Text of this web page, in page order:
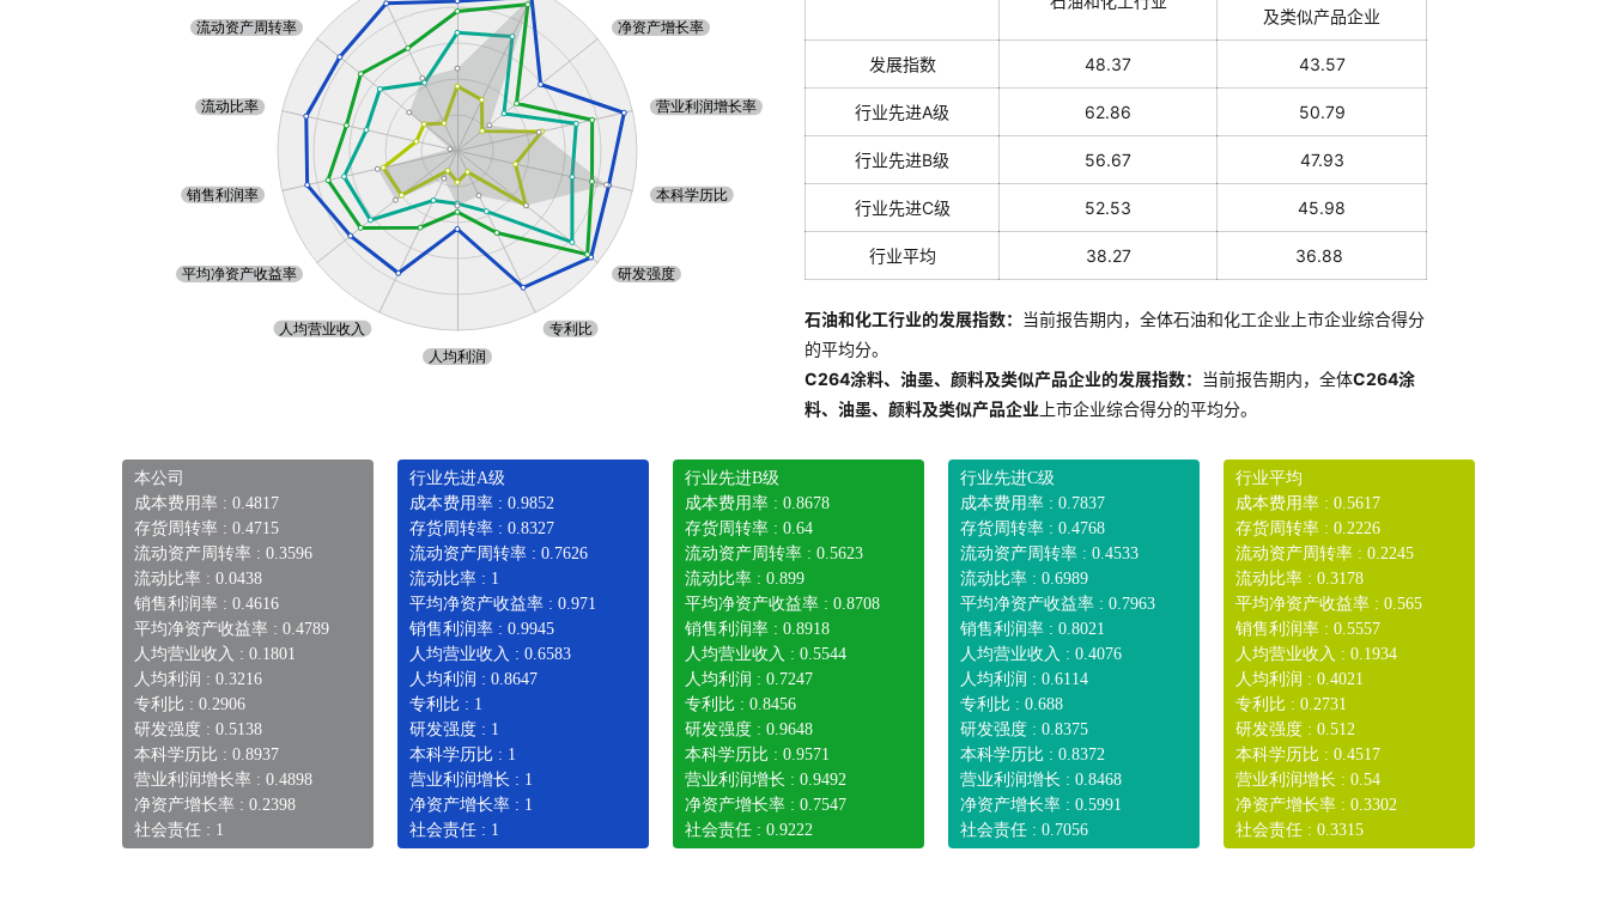
及类似产品企业
发展指数 48.37 43.57
行业先进A级 62.86 50.79
行业先进B级 56.67 47.93
行业先进C级 52.53 45.98
行业平均 38.27 36.88
石油和化工行业的发展指数： 当前报告期内，全体石油和化工企业上市企业综合得分
的平均分。
C264涂料、油墨、颜料及类似产品企业的发展指数： 当前报告期内，全体C264涂
料、油墨、颜料及类似产品企业 上市企业综合得分的平均分。
本公司
成本费用率 : 0.4817
存货周转率 : 0.4715
流动资产周转率 : 0.3596
流动比率 : 0.0438
销售利润率 : 0.4616
平均净资产收益率 : 0.4789
人均营业收入 : 0.1801
人均利润 : 0.3216
专利比 : 0.2906
研发强度 : 0.5138
本科学历比 : 0.8937
营业利润增长率 : 0.4898
净资产增长率 : 0.2398
社会责任 : 1
行业先进A级
成本费用率 : 0.9852
存货周转率 : 0.8327
流动资产周转率 : 0.7626
流动比率 : 1
平均净资产收益率 : 0.971
销售利润率 : 0.9945
人均营业收入 : 0.6583
人均利润 : 0.8647
专利比 : 1
研发强度 : 1
本科学历比 : 1
营业利润增长 : 1
净资产增长率 : 1
社会责任 : 1
行业先进B级
成本费用率 : 0.8678
存货周转率 : 0.64
流动资产周转率 : 0.5623
流动比率 : 0.899
平均净资产收益率 : 0.8708
销售利润率 : 0.8918
人均营业收入 : 0.5544
人均利润 : 0.7247
专利比 : 0.8456
研发强度 : 0.9648
本科学历比 : 0.9571
营业利润增长 : 0.9492
净资产增长率 : 0.7547
社会责任 : 0.9222
行业先进C级
成本费用率 : 0.7837
存货周转率 : 0.4768
流动资产周转率 : 0.4533
流动比率 : 0.6989
平均净资产收益率 : 0.7963
销售利润率 : 0.8021
人均营业收入 : 0.4076
人均利润 : 0.6114
专利比 : 0.688
研发强度 : 0.8375
本科学历比 : 0.8372
营业利润增长 : 0.8468
净资产增长率 : 0.5991
社会责任 : 0.7056
行业平均
成本费用率 : 0.5617
存货周转率 : 0.2226
流动资产周转率 : 0.2245
流动比率 : 0.3178
平均净资产收益率 : 0.565
销售利润率 : 0.5557
人均营业收入 : 0.1934
人均利润 : 0.4021
专利比 : 0.2731
研发强度 : 0.512
本科学历比 : 0.4517
营业利润增长 : 0.54
净资产增长率 : 0.3302
社会责任 : 0.3315